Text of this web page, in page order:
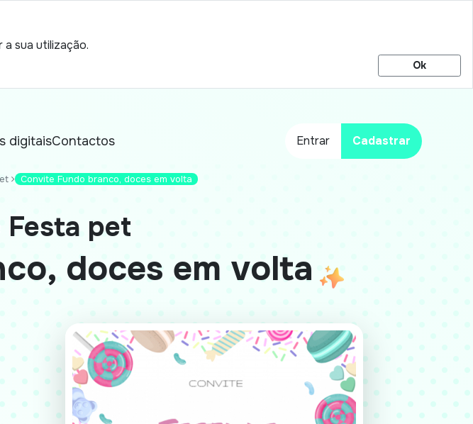
sua utilização.
Ok
digitaisContactos Entrar Cadastrar
Convite Fundo branco, doces em volta
Festa pet
doces em volta